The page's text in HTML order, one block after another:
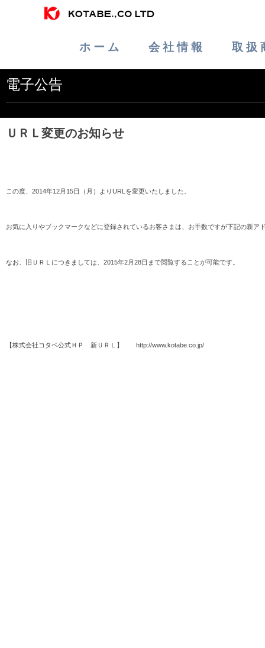
ホ ー ム 会 社 情 報 取 扱
電子公告
ＵＲＬ変更のお知らせ
この度、2014年12月15日（月）よりURLを変更いたしました。
お気に入りやブックマークなどに登録されているお客さまは、お手数ですが下記の新ア
なお、旧ＵＲＬにつきましては、2015年2月28日まで閲覧することが可能です。
【株式会社コタベ公式ＨＰ 新ＵＲＬ】 http://www.kotabe.co.jp/